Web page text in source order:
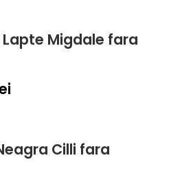
17,50lei.Migdale fara
Prețul
17,50lei.Cilli fara